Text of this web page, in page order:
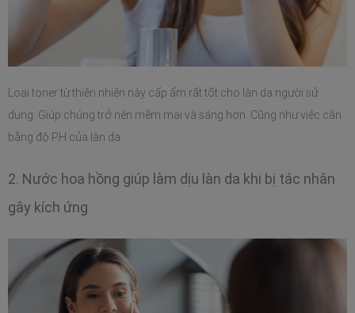
Loại toner từ thiên nhiên này cấp ẩm rất tốt cho làn da người sử
dụng. Giúp chúng trở nên mềm mại và sáng hơn. Cũng như việc cân
bằng độ PH của làn da.
2. Nước hoa hồng giúp làm dịu làn da khi bị tác nhân
gây kích ứng